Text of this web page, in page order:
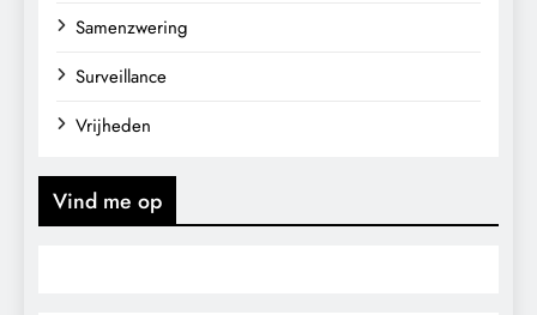
Samenzwering
Surveillance
Vrijheden
Vind me op